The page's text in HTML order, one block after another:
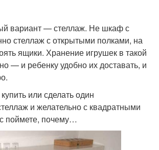
вариант — стеллаж. Не шкаф с
стеллаж с открытыми полками, на
ящики. Хранение игрушек в такой
— и ребенку удобно их доставать, и
или сделать один
и желательно с квадратными
поймете, почему…